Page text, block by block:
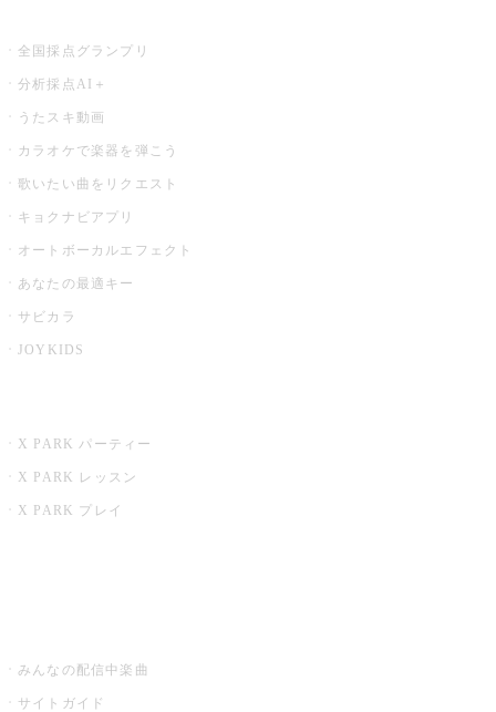
全国採点グランプリ
分析採点AI＋
うたスキ動画
カラオケで楽器を弾こう
歌いたい曲をリクエスト
キョクナビアプリ
オートボーカルエフェクト
あなたの最適キー
サビカラ
JOYKIDS
X PARK パーティー
X PARK レッスン
X PARK プレイ
みんなの配信中楽曲
サイトガイド